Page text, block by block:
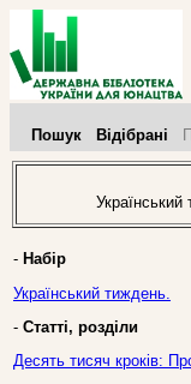
Пошук Відібрані
- Набір
Український тиждень.
- Статті, розділи
Десять тисяч кроків: